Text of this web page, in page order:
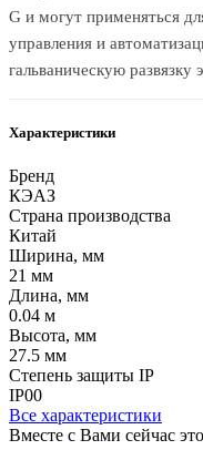
G и могут применяться
управления и
гальваническую развязку
Характеристики
Бренд
КЭАЗ
Страна производства
Китай
Ширина, мм
21 мм
Длина, мм
0.04 м
Высота, мм
27.5 мм
Степень защиты IP
IP00
Все характеристики
Вместе с Вами сейчас